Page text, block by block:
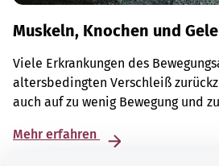
Muskeln, Knochen und
Viele Erkrankungen des
altersbedingten Verschleiß
auch auf zu wenig Bewegung und
Mehr erfahren